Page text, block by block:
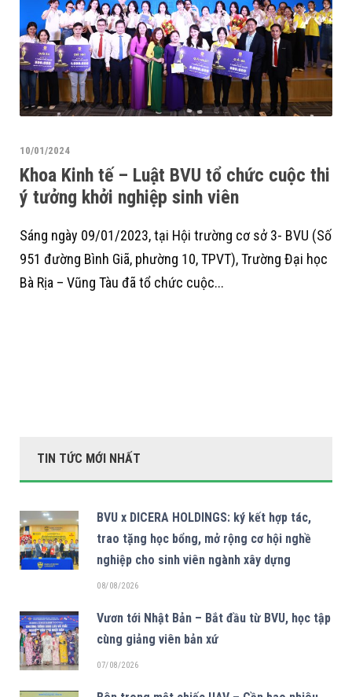
10/01/2024
Khoa Kinh tế – Luật BVU tổ chức cuộc thi
ý tưởng khởi nghiệp sinh viên
Sáng ngày 09/01/2023, tại Hội trường cơ sở 3- BVU (Số
951 đường Bình Giã, phường 10, TPVT), Trường Đại học
Bà Rịa – Vũng Tàu đã tổ chức cuộc...
TIN TỨC MỚI NHẤT
BVU x DICERA HOLDINGS: ký kết hợp tác,
trao tặng học bổng, mở rộng cơ hội nghề
nghiệp cho sinh viên ngành xây dựng
08/08/2026
Vươn tới Nhật Bản – Bắt đầu từ BVU, học tập
cùng giảng viên bản xứ
07/08/2026